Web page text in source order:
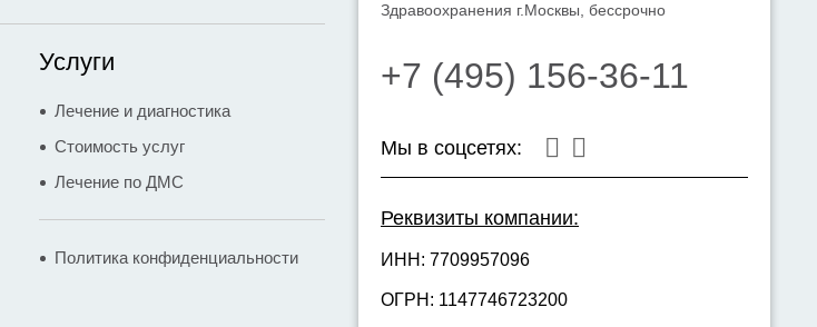
Услуги
Лечение и диагностика
Стоимость услуг
Лечение по ДМС
Политика конфиденциальности
Здравоохранения г.Москвы, бессрочно
+7 (495) 156-36-11
Мы в соцсетях:
Реквизиты компании:
ИНН: 7709957096
ОГРН: 1147746723200